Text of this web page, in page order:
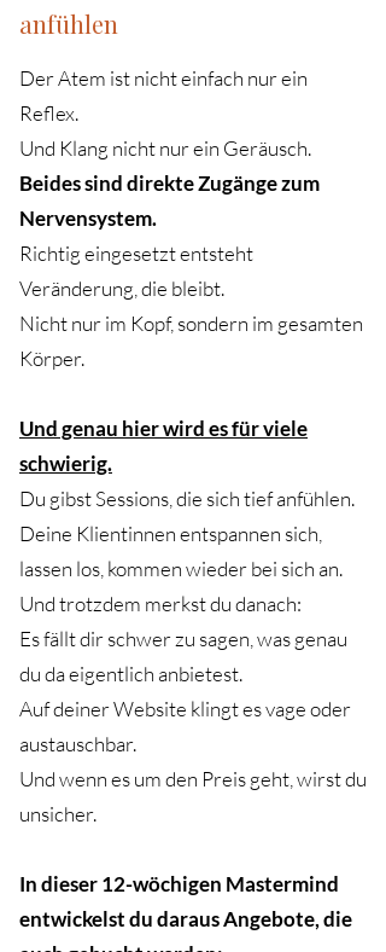
anfühlen
Der Atem ist nicht einfach nur ein
Reflex.
Und Klang nicht nur ein Geräusch.
Beides sind direkte Zugänge zum
Nervensystem.
Richtig eingesetzt entsteht
Veränderung, die bleibt.
Nicht nur im Kopf, sondern im gesamten
Körper.
Und genau hier wird es für viele
schwierig.
Du gibst Sessions, die sich tief anfühlen.
Deine Klientinnen entspannen sich,
lassen los, kommen wieder bei sich an.
Und trotzdem merkst du danach:
Es fällt dir schwer zu sagen, was genau
du da eigentlich anbietest.
Auf deiner Website klingt es vage oder
austauschbar.
Und wenn es um den Preis geht, wirst du
unsicher.
In dieser 12-wöchigen Mastermind
entwickelst du daraus Angebote, die